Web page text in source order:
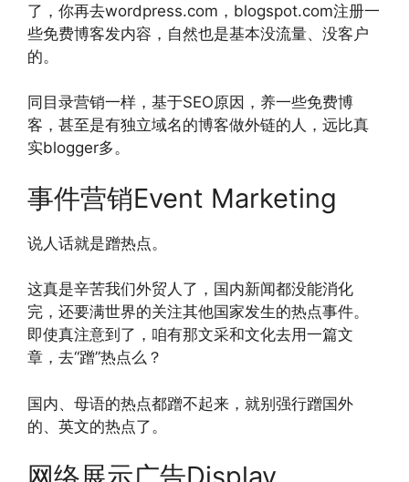
了，你再去wordpress.com，blogspot.com注册一
些免费博客发内容，自然也是基本没流量、没客户
的。
同目录营销一样，基于SEO原因，养一些免费博
客，甚至是有独立域名的博客做外链的人，远比真
实blogger多。
事件营销Event Marketing
说人话就是蹭热点。
这真是辛苦我们外贸人了，国内新闻都没能消化
完，还要满世界的关注其他国家发生的热点事件。
即使真注意到了，咱有那文采和文化去用一篇文
章，去“蹭”热点么？
国内、母语的热点都蹭不起来，就别强行蹭国外
的、英文的热点了。